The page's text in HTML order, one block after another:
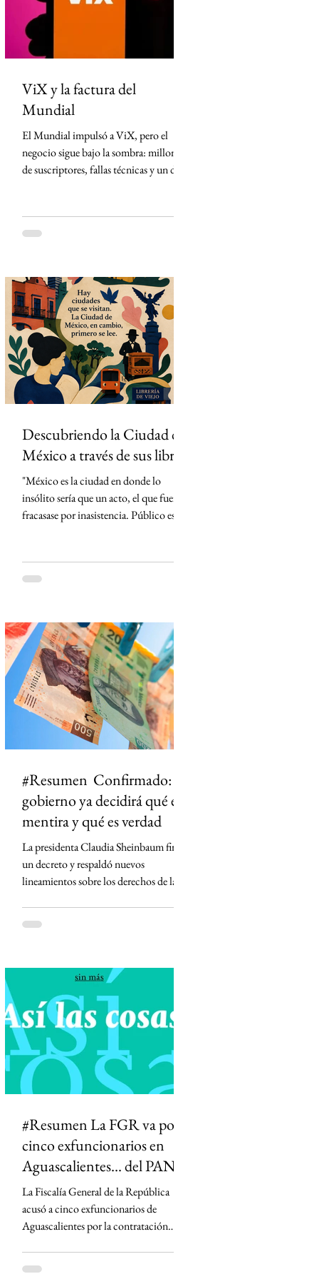
México desde Arizona y la violencia
ligada al crimen o
ViX y la factura del
Mundial
El Mundial impulsó a ViX, pero el
negocio sigue bajo la sombra: millones
de suscriptores, fallas técnicas y un dato
representó la mayor apuesta de
TelevisaUnivision desde el lanzamiento
valioso: los derechos exclusivos para
transmitir por streaming los 104
partidos del torneo en México. La
estrategia parecía impecable: convertir
el evento deportivo
Descubriendo la Ciudad de
México a través de sus libros
"México es la ciudad en donde lo
insólito sería que un acto, el que fuera,
fracasase por inasistencia. Público es lo
de México, en cambio, primero se lee."
Creo que conocí la Ciudad de México
llave distinta y, con cada página, la
ciudad dejó de ser un punto en el mapa
para convertirse en un territorio de
historias. El primero en t
#Resumen Confirmado: el
gobierno ya decidirá qué es
mentira y qué es verdad
La presidenta Claudia Sheinbaum firmó
un decreto y respaldó nuevos
lineamientos sobre los derechos de las
códigos de ética, defensores de las
diferenciar información de opinión. La
medida desató críticas de medios,
periodistas y la oposición, que advierten
que podría abrir la puerta a la censura y
permitir que el Estado influya en la
definición de qué información es veraz.
#Resumen La FGR va por
cinco exfuncionarios en
Aguascalientes... del PAN
La Fiscalía General de la República
acusó a cinco exfuncionarios de
Aguascalientes por la contratación